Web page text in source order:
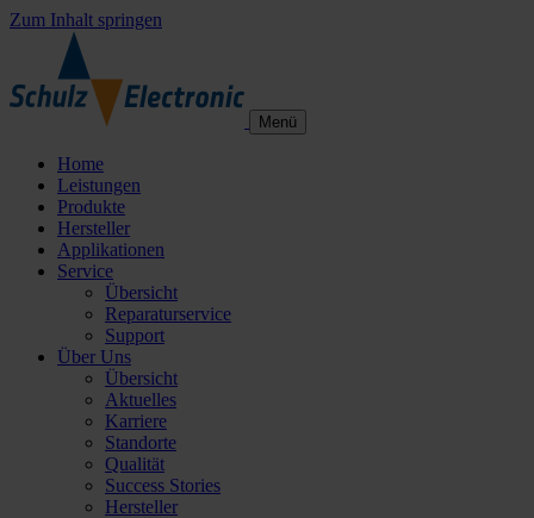
Zum Inhalt springen
Menü
Home
Leistungen
Produkte
Hersteller
Applikationen
Service
Übersicht
Reparaturservice
Support
Über Uns
Übersicht
Aktuelles
Karriere
Standorte
Qualität
Success Stories
Hersteller